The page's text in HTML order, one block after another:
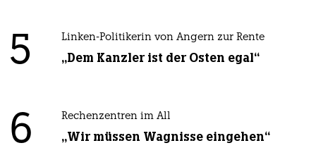
5 Linken-Politikerin von Angern zur Rente
„Dem Kanzler ist der Osten egal“
6 Rechenzentren im All
„Wir müssen Wagnisse eingehen“